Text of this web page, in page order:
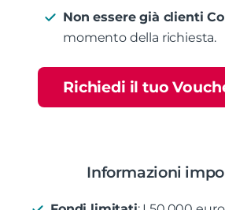
Non essere già clienti
momento della richiesta.
Richiedi il tuo
Informazioni